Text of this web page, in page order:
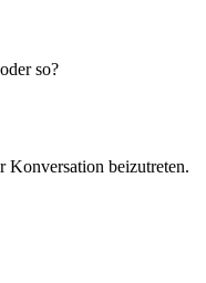
so?
Konversation beizutreten.